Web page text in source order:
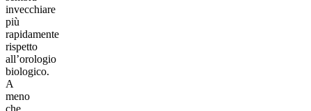
invecchiare
più
rapidamente
rispetto
all’orologio
biologico.
A
meno